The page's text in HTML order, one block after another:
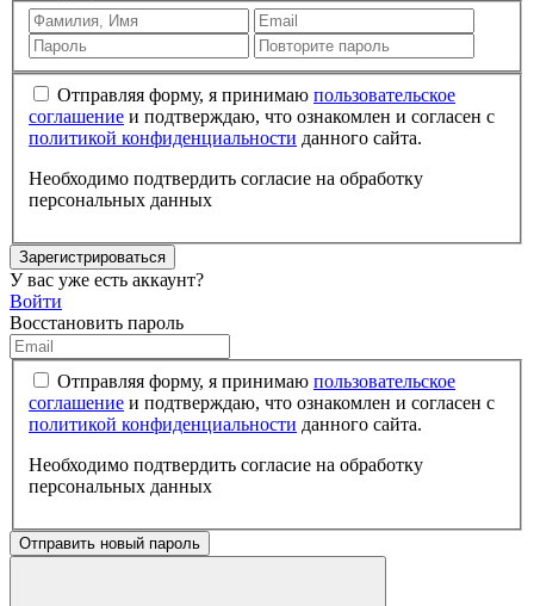
Отправляя форму, я принимаю пользовательское
соглашение и подтверждаю, что ознакомлен и согласен с
политикой конфиденциальности данного сайта.
Необходимо подтвердить согласие на обработку
персональных данных
Зарегистрироваться
У вас уже есть аккаунт?
Войти
Восстановить пароль
Отправляя форму, я принимаю пользовательское
соглашение и подтверждаю, что ознакомлен и согласен с
политикой конфиденциальности данного сайта.
Необходимо подтвердить согласие на обработку
персональных данных
Отправить новый пароль